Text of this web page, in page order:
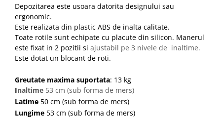
Depozitarea este usoara datorita designului sau
ergonomic.
Este realizata din plastic ABS de inalta calitate.
Toate rotile sunt echipate cu placute din silicon. Manerul
este fixat in 2 pozitii si ajustabil pe 3 nivele de inaltime.
Este dotat un blocant de roti.
Greutate maxima suportata: 13 kg
Inaltime 53 cm (sub forma de mers)
Latime 50 cm (sub forma de mers)
Lungime 53 cm (sub forma de mers)